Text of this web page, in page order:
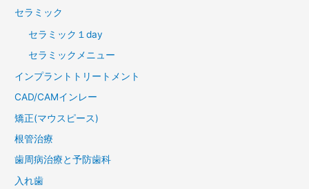
セラミック
セラミック１day
セラミックメニュー
インプラントトリートメント
CAD/CAMインレー
矯正(マウスピース)
根管治療
歯周病治療と予防歯科
入れ歯